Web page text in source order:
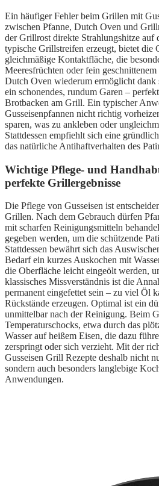
Ein häufiger Fehler beim Grillen mit
zwischen Pfanne, Dutch Oven und
der Grillrost direkte Strahlungshitze auf
typische Grillstreifen erzeugt, bietet die
gleichmäßige Kontaktfläche, die
Meeresfrüchten oder fein
Dutch Oven wiederum ermöglicht dank
ein schonendes, rundum Garen –
Brotbacken am Grill. Ein typischer
Gusseisenpfannen nicht richtig
sparen, was zu ankleben oder
Stattdessen empfiehlt sich eine
das natürliche Antihaftverhalten des
Wichtige Pflege- und
perfekte Grillergebnisse
Die Pflege von Gusseisen ist
Grillen. Nach dem Gebrauch dürfen
mit scharfen Reinigungsmitteln
gegeben werden, um die schützende
Stattdessen bewährt sich das
Bedarf ein kurzes Auskochen mit
die Oberfläche leicht eingeölt werden,
klassisches Missverständnis ist die
permanent eingefettet sein – zu viel Öl
Rückstände erzeugen. Optimal ist ein
unmittelbar nach der Reinigung. Beim
Temperaturschocks, etwa durch das
Wasser auf heißem Eisen, die dazu
zerspringt oder sich verzieht. Mit der
Gusseisen Grill Rezepte deshalb nicht
sondern auch besonders langlebige
Anwendungen.